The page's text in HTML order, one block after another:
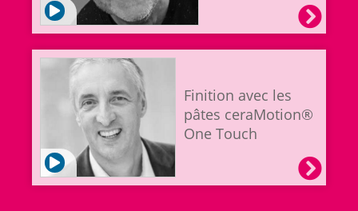
Finition avec les
pâtes ceraMotion®
One Touch